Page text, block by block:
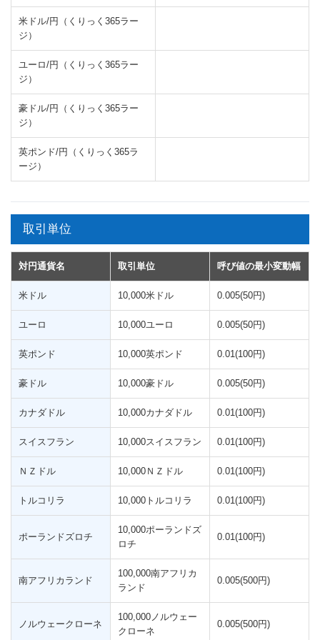
米ドル/円（くりっく365ラー
ジ）
ユーロ/円（くりっく365ラー
ジ）
豪ドル/円（くりっく365ラー
ジ）
英ポンド/円（くりっく365ラ
ージ）
取引単位
対円通貨名 取引単位 呼び値の最小変動幅
米ドル 10,000米ドル 0.005(50円)
ユーロ 10,000ユーロ 0.005(50円)
英ポンド 10,000英ポンド 0.01(100円)
豪ドル 10,000豪ドル 0.005(50円)
カナダドル 10,000カナダドル 0.01(100円)
スイスフラン 10,000スイスフラン 0.01(100円)
ＮＺドル 10,000ＮＺドル 0.01(100円)
トルコリラ 10,000トルコリラ 0.01(100円)
ポーランドズロチ
10,000ポーランドズ
ロチ
0.01(100円)
南アフリカランド
100,000南アフリカ
ランド
0.005(500円)
ノルウェークローネ
100,000ノルウェー
クローネ
0.005(500円)